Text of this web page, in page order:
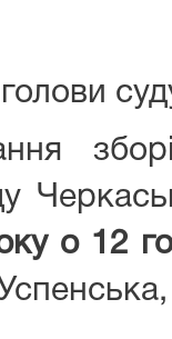
о 12